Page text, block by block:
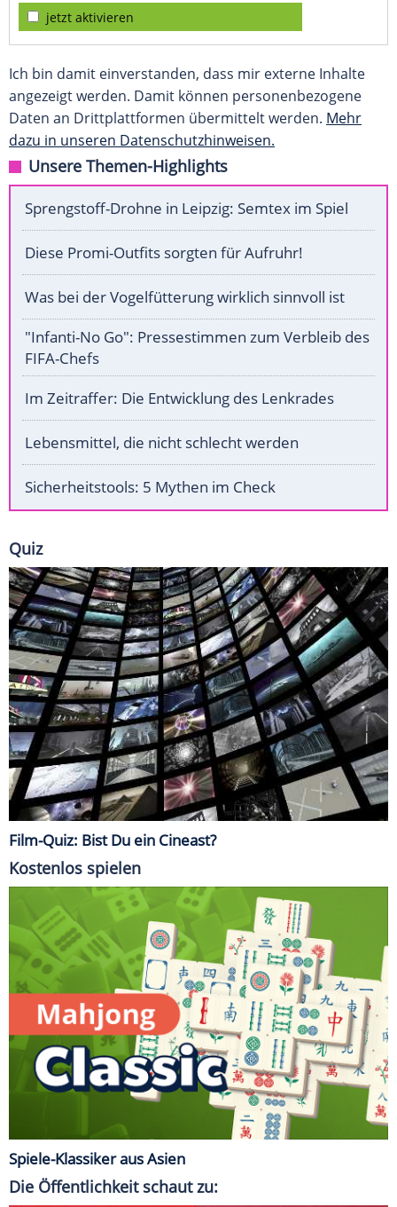
jetzt aktivieren
Ich bin damit einverstanden, dass mir externe Inhalte
angezeigt werden. Damit können personenbezogene
Daten an Drittplattformen übermittelt werden. Mehr
dazu in unseren Datenschutzhinweisen.
Unsere Themen-Highlights
Sprengstoff-Drohne in Leipzig: Semtex im Spiel
Diese Promi-Outfits sorgten für Aufruhr!
Was bei der Vogelfütterung wirklich sinnvoll ist
"Infanti-No Go": Pressestimmen zum Verbleib des
FIFA-Chefs
Im Zeitraffer: Die Entwicklung des Lenkrades
Lebensmittel, die nicht schlecht werden
Sicherheitstools: 5 Mythen im Check
Quiz
Film-Quiz: Bist Du ein Cineast?
Kostenlos spielen
Spiele-Klassiker aus Asien
Die Öffentlichkeit schaut zu: